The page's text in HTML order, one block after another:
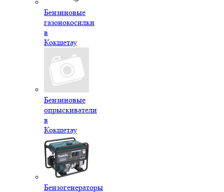
Бензиновые
газонокосилки
в
Кокшетау
Бензиновые
опрыскиватели
в
Кокшетау
Бензогенераторы